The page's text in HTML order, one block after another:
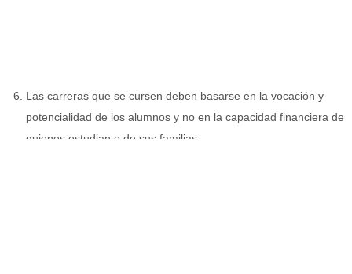
Las carreras que se cursen deben basarse en la vocación y
potencialidad de los alumnos y no en la capacidad financiera de
quienes estudian o de sus familias.